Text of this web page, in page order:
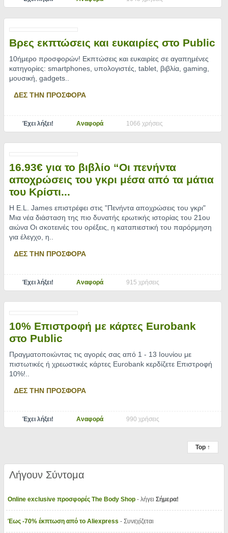
Βρες εκπτώσεις και ευκαιρίες στο Public
10ήμερο προσφορών! Εκπτώσεις και ευκαιρίες σε αγαπημένες
κατηγορίες: smartphones, υπολογιστές, tablet, βιβλία, gaming,
μουσική, gadgets..
ΔΕΣ ΤΗΝ ΠΡΟΣΦΟΡΑ
Έχει λήξει! Αναφορά 1066 χρήσεις
16.93€ για το βιβλίο “Οι πενήντα
αποχρώσεις του γκρι μέσα από τα μάτια
του Κρίστι...
Η E.L. James επιστρέφει στις "Πενήντα αποχρώσεις του γκρι"
Μια νέα διάσταση της πιο δυνατής ερωτικής ιστορίας του 21ου
αιώνα Οι σκοτεινές του ορέξεις, η καταπιεστική του παρόρμηση
για έλεγχο, η
ΔΕΣ ΤΗΝ ΠΡΟΣΦΟΡΑ
Έχει λήξει! Αναφορά 915 χρήσεις
10% Επιστροφή με κάρτες Eurobank
στο Public
Πραγματοποιώντας τις αγορές σας από 1 - 13 Ιουνίου με
πιστωτικές ή χρεωστικές κάρτες Eurobank κερδίζετε Επιστροφή
10%!
ΔΕΣ ΤΗΝ ΠΡΟΣΦΟΡΑ
Έχει λήξει! Αναφορά 990 χρήσεις
Top ↑
Λήγουν Σύντομα
Online exclusive προσφορές The Body Shop - λήγει Σήμερα!
Έως -70% έκπτωση από το Aliexpress - Συνεχίζεται